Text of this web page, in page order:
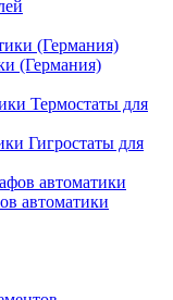
(Германия)
Термостаты для
Гигростаты для
автоматики